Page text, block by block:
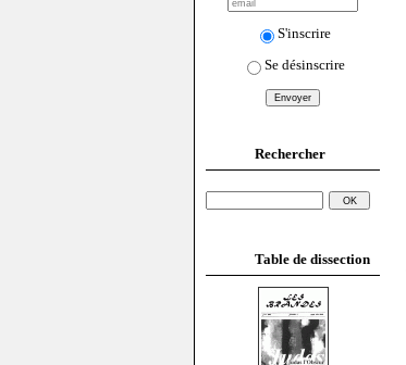
S'inscrire
Se désinscrire
Rechercher
Table de dissection